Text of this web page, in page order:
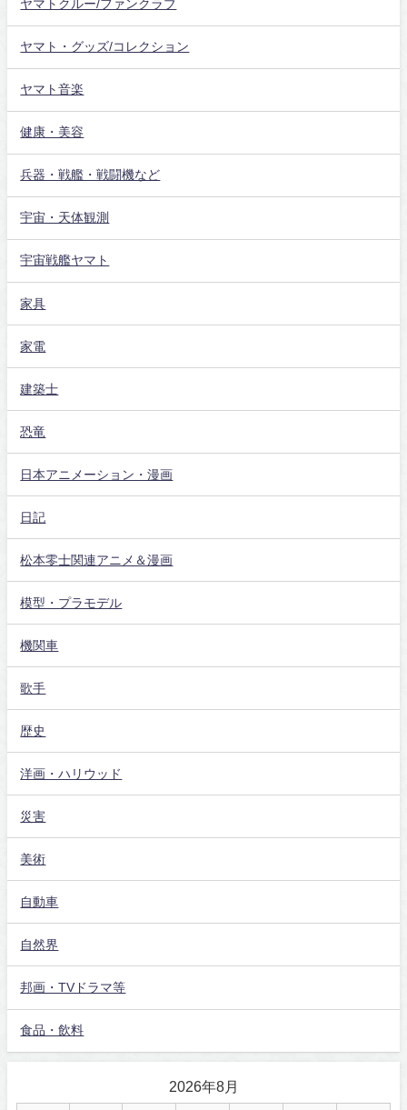
ヤマトクルー/ファンクラブ
ヤマト・グッズ/コレクション
ヤマト音楽
健康・美容
兵器・戦艦・戦闘機など
宇宙・天体観測
宇宙戦艦ヤマト
家具
家電
建築士
恐竜
日本アニメーション・漫画
日記
松本零士関連アニメ＆漫画
模型・プラモデル
機関車
歌手
歴史
洋画・ハリウッド
災害
美術
自動車
自然界
邦画・TVドラマ等
食品・飲料
2026年8月